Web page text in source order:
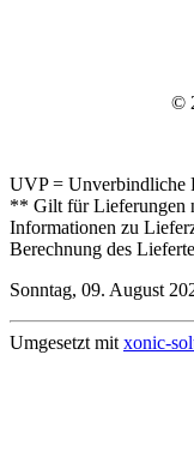
©
UVP = Unverbindliche
** Gilt für Lieferungen
Informationen zu
Berechnung des
Sonntag, 09. August
Umgesetzt mit xonic-